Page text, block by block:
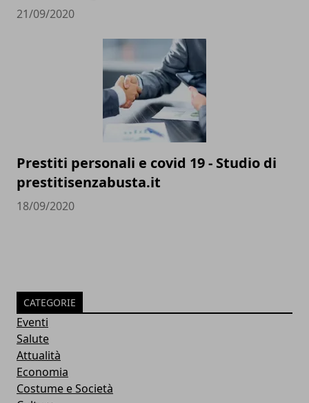
21/09/2020
Prestiti personali e covid 19 - Studio di
prestitisenzabusta.it
18/09/2020
CATEGORIE
Eventi
Salute
Attualità
Economia
Costume e Società